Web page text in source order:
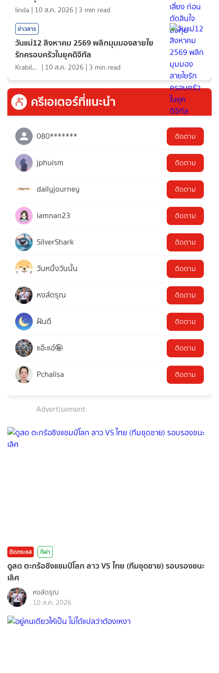
linda | 10 ส.ค. 2026 | 3 min read
ข่าวสาร
วันแม่12 สิงหาคม 2569 พลิกมุมมองสายใย
รักครอบครัวในยุคดิจิทัล
KrabiInsight | 10 ส.ค. 2026 | 3 min read
ครีเอเตอร์ที่แนะนำ
080******* ติดตาม
jphuism ติดตาม
dailyjourney ติดตาม
iamnan23 ติดตาม
SilverShark ติดตาม
วันหนึ่งวันนั้น ติดตาม
หงส์ดรุณ ติดตาม
ฝันดี ติดตาม
แอ๊ะแอ๋🤪 ติดตาม
Pchalisa ติดตาม
Advertisement
ติดกระแส กีฬา
ดูสด ตะกร้อชิงแชมป์โลก ลาว VS ไทย (ทีมชุดชาย) รอบรองชนะ
เลิศ
หงส์ดรุณ
10 ส.ค. 2026